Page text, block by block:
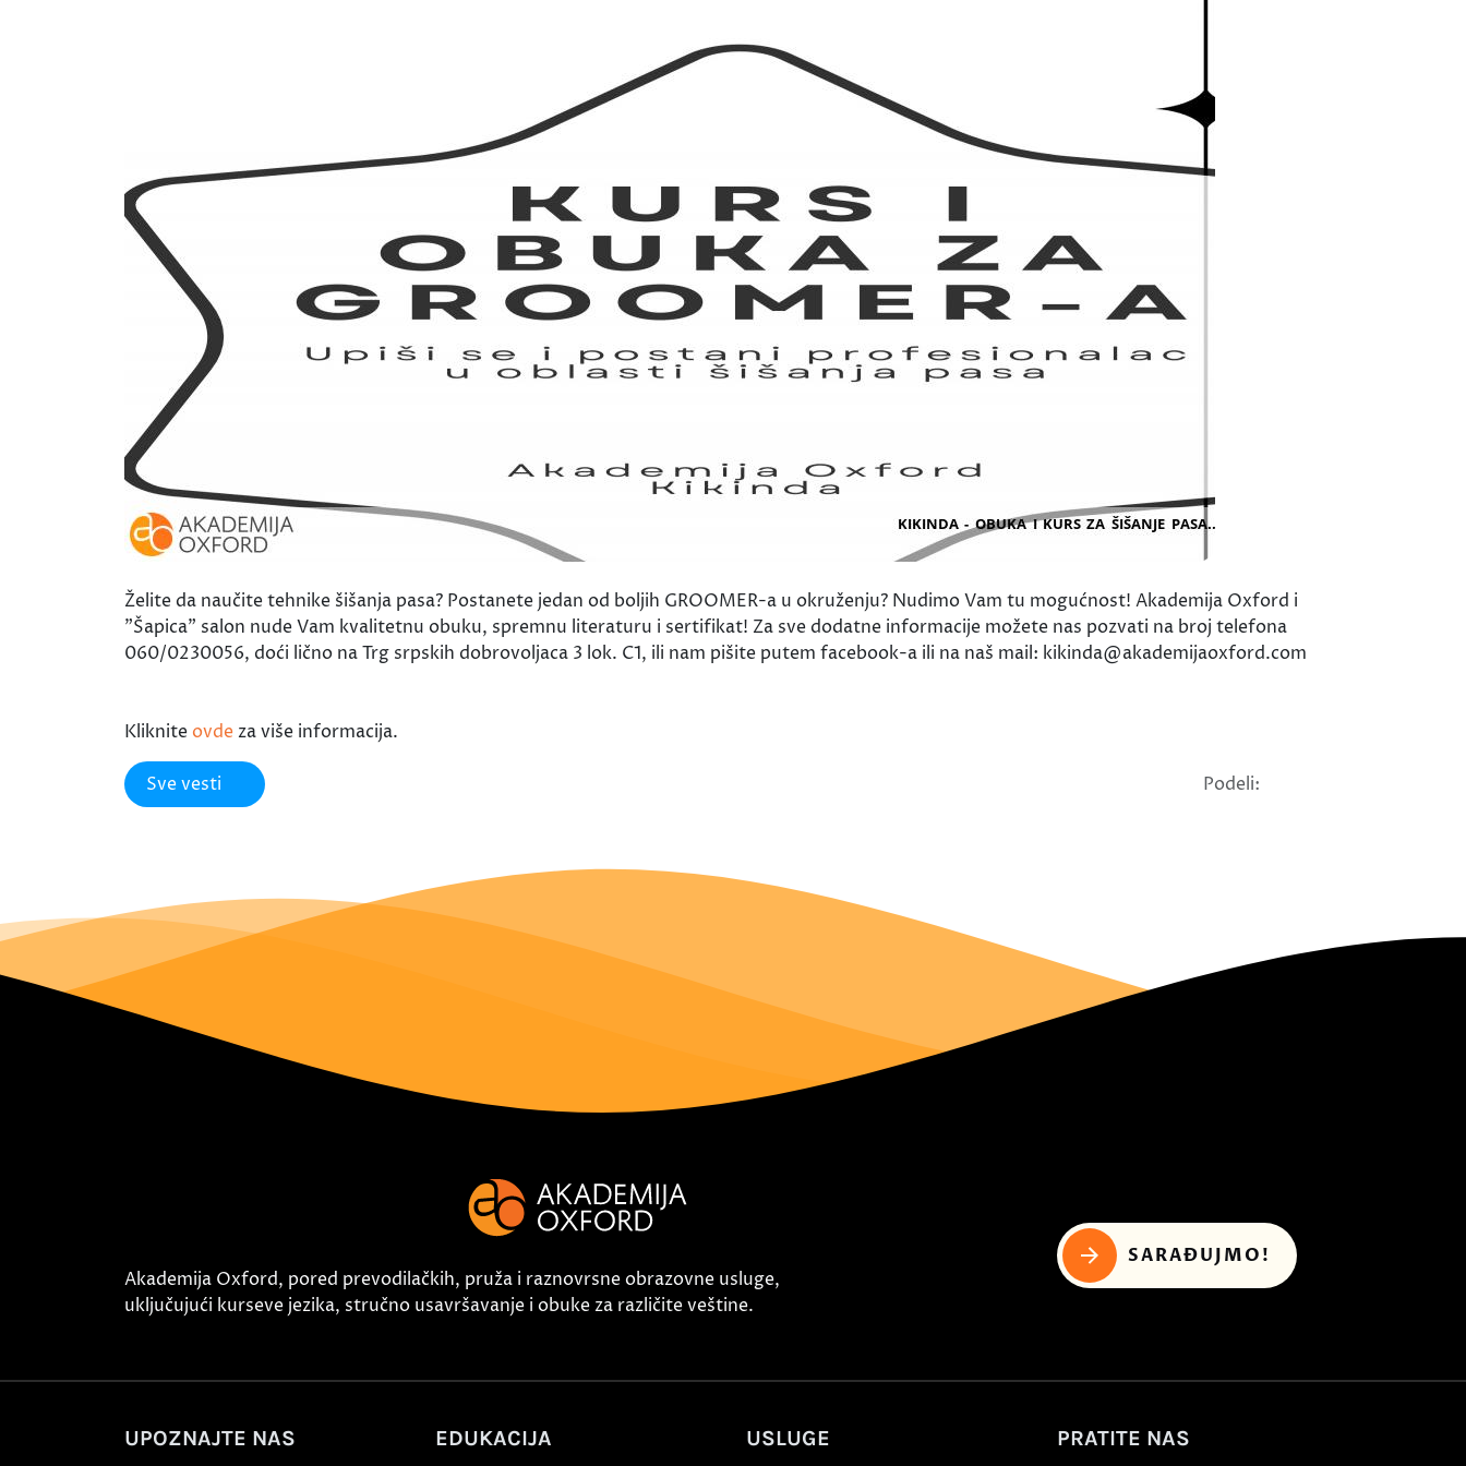
Želite da naučite tehnike šišanja pasa? Postanete jedan od boljih GROOMER-a u okruženju? Nudimo Vam tu mogućnost! Akademija Oxford i
"Šapica" salon nude Vam kvalitetnu obuku, spremnu literaturu i sertifikat! Za sve dodatne informacije možete nas pozvati na broj telefona
060/0230056, doći lično na Trg srpskih dobrovoljaca 3 lok. C1, ili nam pišite putem facebook-a ili na naš mail: kikinda@akademijaoxford.com
Kliknite ovde za više informacija.
Sve vesti Podeli:
Akademija Oxford, pored prevodilačkih, pruža i raznovrsne obrazovne usluge,
uključujući kurseve jezika, stručno usavršavanje i obuke za različite veštine.
SARAĐUJMO!
UPOZNAJTE NAS EDUKACIJA USLUGE PRATITE NAS